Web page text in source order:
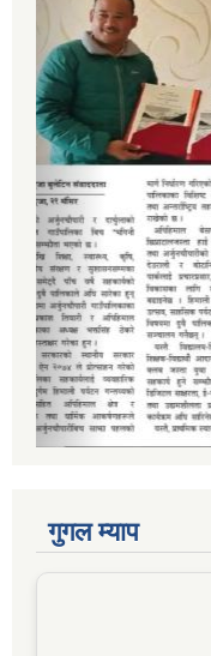
गुगल म्याप